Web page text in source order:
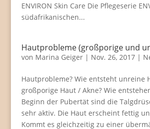
ENVIRON Skin Care Die Pflegeserie
südafrikanischen...
Hautprobleme (großporige und
von Marina Geiger| Nov. 26, 2017|
Hautprobleme? Wie entsteht unreine
großporige Haut / Akne? Wie
Beginn der Pubertät sind die
sehr aktiv. Die Haut erscheint fettig
Kommt es gleichzeitig zu einer